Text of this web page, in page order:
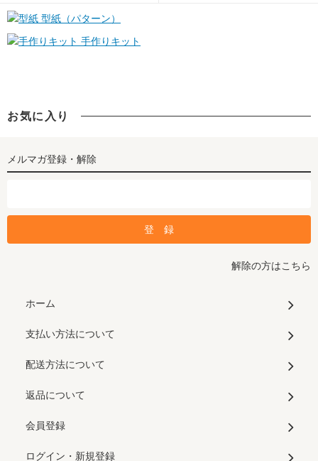
型紙（パターン）
手作りキット
お気に入り
メルマガ登録・解除
解除の方はこちら
ホーム
支払い方法について
配送方法について
返品について
会員登録
ログイン・新規登録